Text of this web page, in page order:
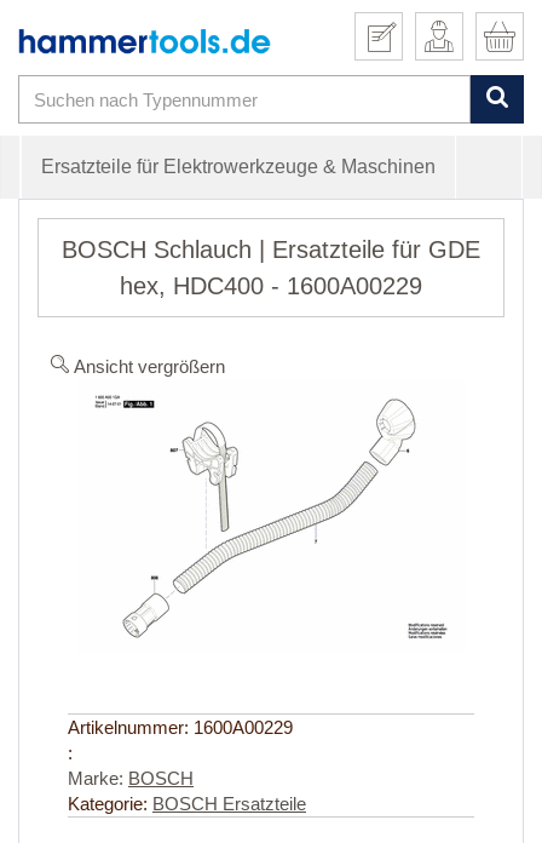
Ersatzteile für Elektrowerkzeuge & Maschinen
BOSCH Schlauch | Ersatzteile für GDE
hex, HDC400 - 1600A00229
Ansicht vergrößern
Artikelnummer: 1600A00229
:
Marke: BOSCH
Kategorie: BOSCH Ersatzteile